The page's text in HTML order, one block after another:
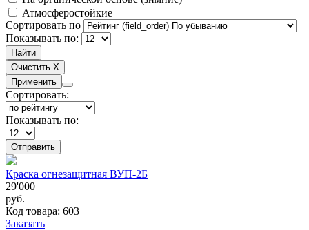
Атмосферостойкие
Сортировать по
Показывать по:
Применить
Сортировать:
Показывать по:
Отправить
Краска огнезащитная ВУП-2Б
29'000
руб.
Код товара: 603
Заказать